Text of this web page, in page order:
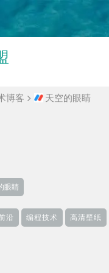
博客 天空的眼睛
眼睛
沿 编程技术 高清壁纸